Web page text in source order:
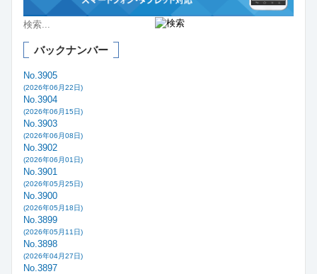
バックナンバー
No.3905
(2026年06月22日)
No.3904
(2026年06月15日)
No.3903
(2026年06月08日)
No.3902
(2026年06月01日)
No.3901
(2026年05月25日)
No.3900
(2026年05月18日)
No.3899
(2026年05月11日)
No.3898
(2026年04月27日)
No.3897